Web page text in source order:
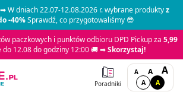
➡ W dniach 22.07-12.08.2026 r. wybrane produktyz
-40%Sprawdź, co przygotowaliśmy 😎
paczkowych i punktów odbioru DPD Pickup za 5,99
12.08 do godziny 12:00 🚚 ➡Skorzystaj!
Poradniki
A A A
A A